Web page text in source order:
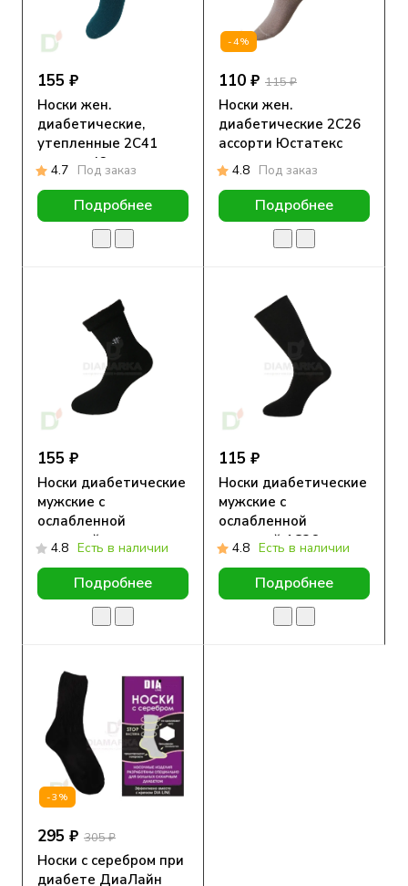
155 ₽
Носки жен.
диабетические,
утепленные 2С41
ассорти Юстатекс
4.7 Под заказ
Подробнее
-4%
110 ₽ 115 ₽
Носки жен.
диабетические 2С26
ассорти Юстатекс
4.8 Под заказ
Подробнее
155 ₽
Носки диабетические
мужские с
ослабленной
резинкой утепленные
черные 1С33
Юстатекс
4.8 Есть в наличии
Подробнее
115 ₽
Носки диабетические
мужские с
ослабленной
резинкой 1С26
черные Юстатекс
4.8 Есть в наличии
Подробнее
-3%
295 ₽ 305 ₽
Носки с серебром при
диабете ДиаЛайн